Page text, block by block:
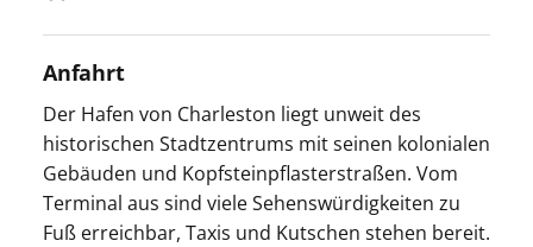
Anfahrt
Der Hafen von Charleston liegt unweit des
historischen Stadtzentrums mit seinen kolonialen
Gebäuden und Kopfsteinpflasterstraßen. Vom
Terminal aus sind viele Sehenswürdigkeiten zu
Fuß erreichbar, Taxis und Kutschen stehen bereit.